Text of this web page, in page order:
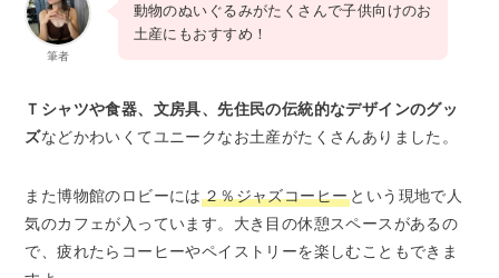
筆者
動物のぬいぐるみがたくさんで子供向けのお
土産にもおすすめ！
Ｔシャツや食器、文房具、先住民の伝統的なデザインのグッ
ズなどかわいくてユニークなお土産がたくさんありました。
また博物館のロビーには ２％ジャズコーヒー という現地で人
気のカフェが入っています。大き目の休憩スペースがあるの
で、疲れたらコーヒーやペイストリーを楽しむこともできま